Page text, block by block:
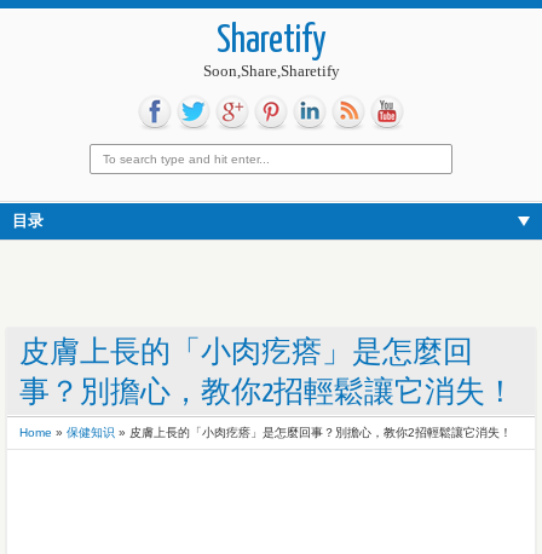
Sharetify
Soon,Share,Sharetify
目录
皮膚上長的「小肉疙瘩」是怎麼回
事？別擔心，教你2招輕鬆讓它消失！
Home » 保健知识 » 皮膚上長的「小肉疙瘩」是怎麼回事？別擔心，教你2招輕鬆讓它消失！